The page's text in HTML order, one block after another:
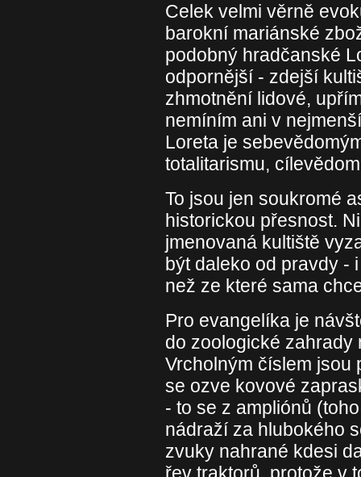
Celek velmi věrně
barokní mariánské
podobný hradčanské
odpornější - zdejší
zhmotnění lidové,
nemíním ani v
Loreta je
totalitarismu,
To jsou jen soukromé
historickou přesnost.
jmenovaná kultiště
být daleko od pravdy -
než ze které sama
Pro evangelíka je
do zoologické
Vrcholným číslem jsou
se ozve kovové
- to se z ampliónů
nádraží za hlubokého
zvuky nahrané kdesi